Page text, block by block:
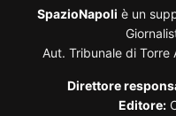
SpazioNapoli è un
Aut. Tribunale di
Direttore
Editore: